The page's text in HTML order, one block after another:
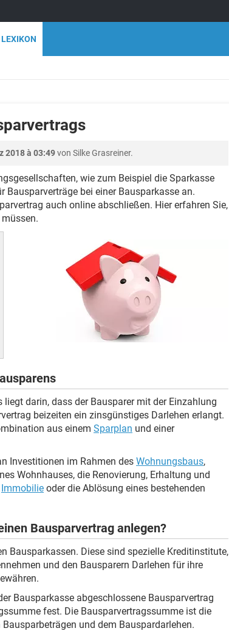
LEXIKON
2018 à 03:49von Silke Grasreiner.
wie zum Beispiel die Sparkasse
Bausparverträge bei einer Bausparkasse an.
auch online abschließen. Hier erfahren Sie,
liegt darin, dass der Bausparer mit der Einzahlung
beizeiten ein zinsgünstiges Darlehen erlangt.
aus einem Sparplan und einer
Investitionen im Rahmen des Wohnungsbaus,
Wohnhauses, die Renovierung, Erhaltung und
Immobilie oder die Ablösung eines bestehenden
Bausparvertrag anlegen?
Bausparkassen. Diese sind spezielle Kreditinstitute,
und den Bausparern Darlehen für ihre
Bausparkasse abgeschlossene Bausparvertrag
fest. Die Bausparvertragssumme ist die
und dem Bauspardarlehen.